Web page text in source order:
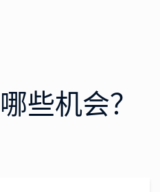
些机会？